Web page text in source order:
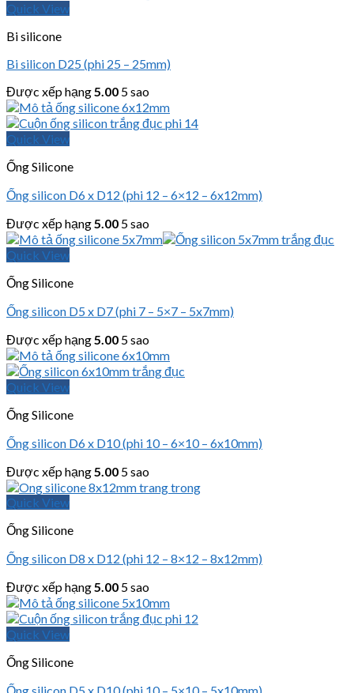
Quick View
Bi silicone
Bi silicon D25 (phi 25 – 25mm)
Được xếp hạng5.00 5 sao
Quick View
Ống Silicone
Ống silicon D6 x D12 (phi 12 – 6×12 – 6x12mm)
Được xếp hạng5.00 5 sao
Quick View
Ống Silicone
Ống silicon D5 x D7 (phi 7 – 5×7 – 5x7mm)
Được xếp hạng5.00 5 sao
Quick View
Ống Silicone
Ống silicon D6 x D10 (phi 10 – 6×10 – 6x10mm)
Được xếp hạng5.00 5 sao
Quick View
Ống Silicone
Ống silicon D8 x D12 (phi 12 – 8×12 – 8x12mm)
Được xếp hạng5.00 5 sao
Quick View
Ống Silicone